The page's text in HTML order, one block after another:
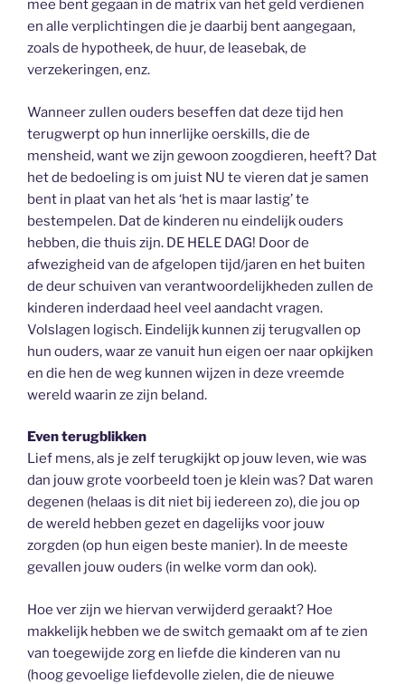
mee bent gegaan in de matrix van het geld verdienen
en alle verplichtingen die je daarbij bent aangegaan,
zoals de hypotheek, de huur, de leasebak, de
verzekeringen, enz.
Wanneer zullen ouders beseffen dat deze tijd hen
terugwerpt op hun innerlijke oerskills, die de
mensheid, want we zijn gewoon zoogdieren, heeft? Dat
het de bedoeling is om juist NU te vieren dat je samen
bent in plaat van het als ‘het is maar lastig’ te
bestempelen. Dat de kinderen nu eindelijk ouders
hebben, die thuis zijn. DE HELE DAG! Door de
afwezigheid van de afgelopen tijd/jaren en het buiten
de deur schuiven van verantwoordelijkheden zullen de
kinderen inderdaad heel veel aandacht vragen.
Volslagen logisch. Eindelijk kunnen zij terugvallen op
hun ouders, waar ze vanuit hun eigen oer naar opkijken
en die hen de weg kunnen wijzen in deze vreemde
wereld waarin ze zijn beland.
Even terugblikken
Lief mens, als je zelf terugkijkt op jouw leven, wie was
dan jouw grote voorbeeld toen je klein was? Dat waren
degenen (helaas is dit niet bij iedereen zo), die jou op
de wereld hebben gezet en dagelijks voor jouw
zorgden (op hun eigen beste manier). In de meeste
gevallen jouw ouders (in welke vorm dan ook).
Hoe ver zijn we hiervan verwijderd geraakt? Hoe
makkelijk hebben we de switch gemaakt om af te zien
van toegewijde zorg en liefde die kinderen van nu
(hoog gevoelige liefdevolle zielen, die de nieuwe